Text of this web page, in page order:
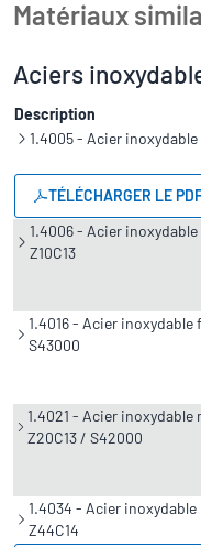
Matériaux
Aciers
Description
1.4005 - Acier inoxydable
TÉLÉCHARGER LE
1.4006 - Acier
Z10C13
1.4016 - Acier inoxydable
S43000
1.4021 - Acier
Z20C13 / S42000
1.4034 - Acier
Z44C14